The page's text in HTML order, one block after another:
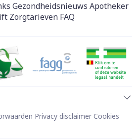
Gezondheidsnieuws Apotheker
Zorgtarieven FAQ
Privacy disclaimer Cookies